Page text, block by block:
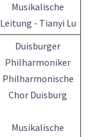
Musikalische
Leitung - Tianyi Lu
Duisburger
Philharmoniker
Philharmonische
Chor Duisburg
Musikalische